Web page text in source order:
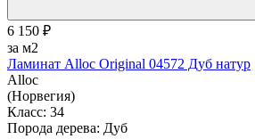
6 150 ₽
за м2
Ламинат Alloc Original 04572 Дуб натур
Alloc
(Норвегия)
Класс: 34
Порода дерева: Дуб